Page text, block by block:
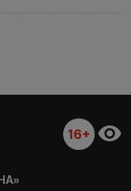
16+